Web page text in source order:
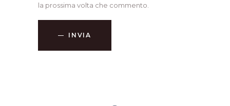
la prossima volta che commento.
INVIA